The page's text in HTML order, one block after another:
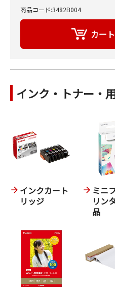
商品コード:3482B004
インク・トナー・
インクカート
リッジ
ミニ
リン
品